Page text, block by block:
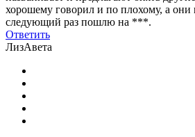
хорошему говорил и по плохому, а они
следующий раз пошлю на ***.
Ответить
ЛизАвета